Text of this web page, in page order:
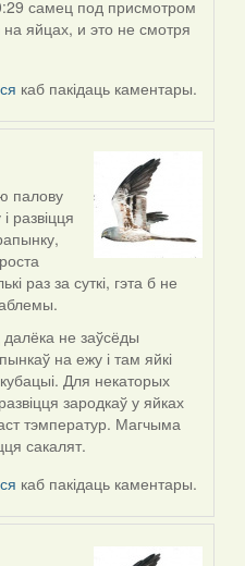
самец под присмотром
яйцах, и это не смотря
каб пакідаць каментары.
палову
развіцця
раз за суткі, гэта б не
не заўсёды
на ежу і там яйкі
Для некаторых
зародкаў у яйках
тэмператур. Магчыма
сакалят.
каб пакідаць каментары.